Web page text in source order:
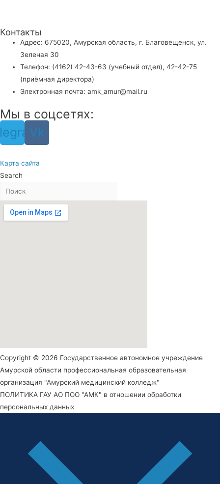
Контакты
Адрес: 675020, Амурская область, г. Благовещенск, ул.
Зеленая 30
Телефон: (4162) 42-43-63 (учебный отдел), 42-42-75
(приёмная директора)
Электронная почта: amk_amur@mail.ru
Мы в соцсетях:
Vk
Карта сайта
Search
Copyright © 2026 Государственное автономное учреждение
Амурской области профессиональная образовательная
организация "Амурский медицинский колледж"
ПОЛИТИКА ГАУ АО ПОО "АМК" в отношении обработки
персональных данных